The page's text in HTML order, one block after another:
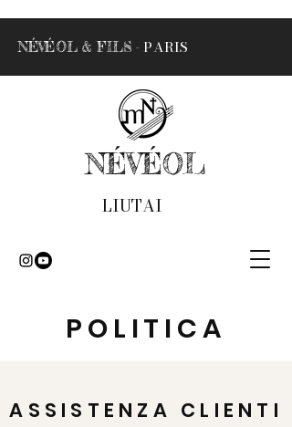
NÉVÉOL & FILS - PARIS
NÉVÉOL
LIUTAI
POLITICA
ASSISTENZA CLIENTI